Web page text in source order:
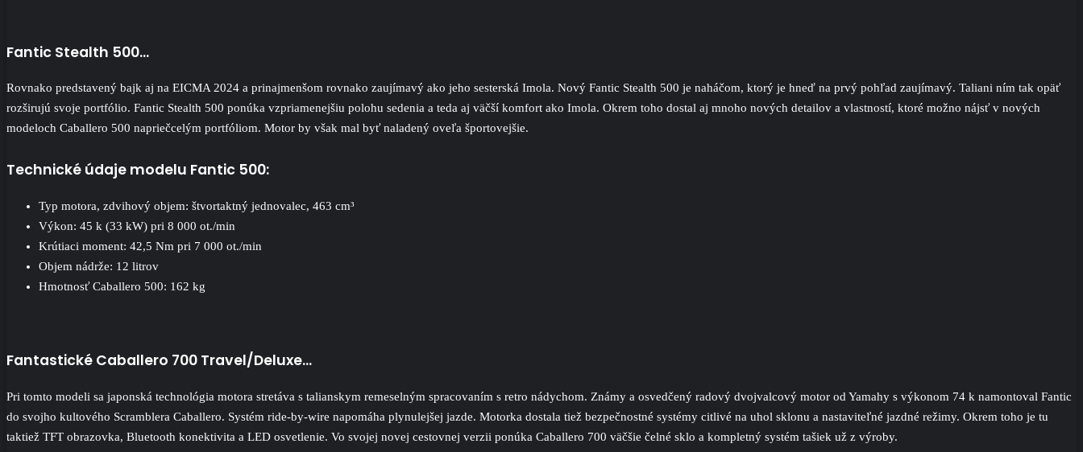
Fantic Stealth 500…
Rovnako predstavený bajk aj na EICMA 2024 a prinajmenšom rovnako zaujímavý ako jeho sesterská Imola. Nový Fantic Stealth 500 je naháčom, ktorý je hneď na prvý pohľad zaujímavý. Taliani ním tak opäť
rozširujú svoje portfólio. Fantic Stealth 500 ponúka vzpriamenejšiu polohu sedenia a teda aj väčší komfort ako Imola. Okrem toho dostal aj mnoho nových detailov a vlastností, ktoré možno nájsť v nových
modeloch Caballero 500 napriečcelým portfóliom. Motor by však mal byť naladený oveľa športovejšie.
Technické údaje modelu Fantic 500:
Typ motora, zdvihový objem: štvortaktný jednovalec, 463 cm³
Výkon: 45 k (33 kW) pri 8 000 ot./min
Krútiaci moment: 42,5 Nm pri 7 000 ot./min
Objem nádrže: 12 litrov
Hmotnosť Caballero 500: 162 kg
Fantastické Caballero 700 Travel/Deluxe…
Pri tomto modeli sa japonská technológia motora stretáva s talianskym remeselným spracovaním s retro nádychom. Známy a osvedčený radový dvojvalcový motor od Yamahy s výkonom 74 k namontoval Fantic
do svojho kultového Scramblera Caballero. Systém ride-by-wire napomáha plynulejšej jazde. Motorka dostala tiež bezpečnostné systémy citlivé na uhol sklonu a nastaviteľné jazdné režimy. Okrem toho je tu
taktiež TFT obrazovka, Bluetooth konektivita a LED osvetlenie. Vo svojej novej cestovnej verzii ponúka Caballero 700 väčšie čelné sklo a kompletný systém tašiek už z výroby.